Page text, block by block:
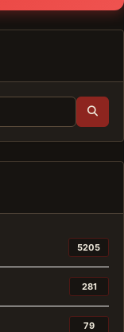
5205
281
79